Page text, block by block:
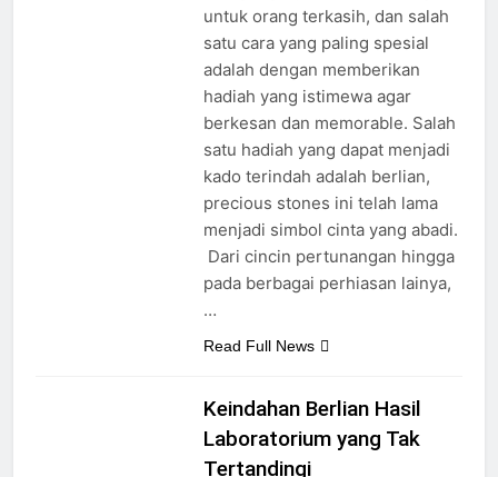
untuk orang terkasih, dan salah
satu cara yang paling spesial
adalah dengan memberikan
hadiah yang istimewa agar
berkesan dan memorable. Salah
satu hadiah yang dapat menjadi
kado terindah adalah berlian,
precious stones ini telah lama
menjadi simbol cinta yang abadi.
Dari cincin pertunangan hingga
pada berbagai perhiasan lainya,
…
Read Full News
Keindahan Berlian Hasil
Laboratorium yang Tak
Tertandingi